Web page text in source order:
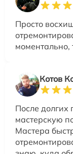
Просто
моментально,
Котов
После
мастерскую
Мастера